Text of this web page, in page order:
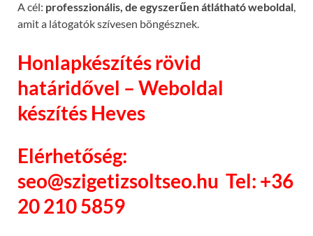
A cél: professzionális, de egyszerűen átlátható weboldal,
amit a látogatók szívesen böngésznek.
Honlapkészítés rövid
határidővel – Weboldal
készítés Heves
Elérhetőség:
seo@szigetizsoltseo.hu Tel: +36
20 210 5859